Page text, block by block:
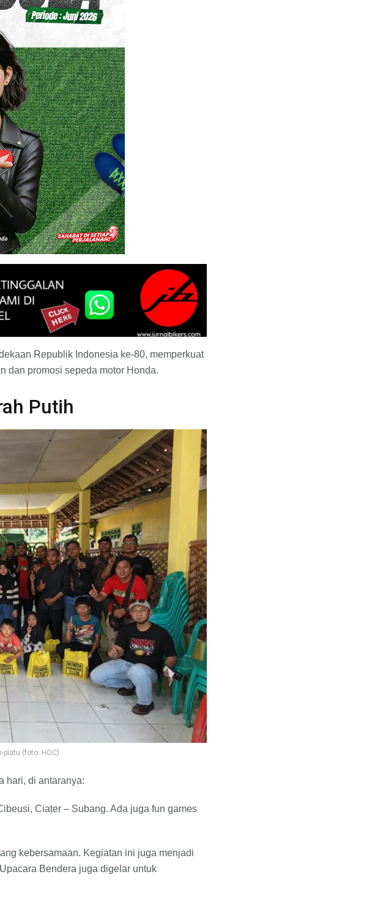
Republik Indonesia ke-80, memperkuat
dan promosi sepeda motor Honda.
Putih
piatu (foto: HOC)
hari, di antaranya:
Ciater – Subang. Ada juga fun games
kebersamaan. Kegiatan ini juga menjadi
Bendera juga digelar untuk